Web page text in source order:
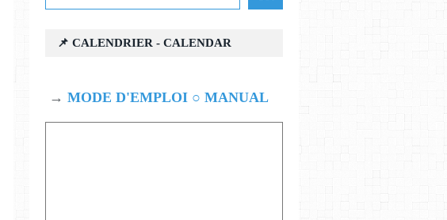
📌 CALENDRIER - CALENDAR
→ MODE D'EMPLOI ○ MANUAL